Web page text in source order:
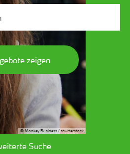
zeigen
Suche